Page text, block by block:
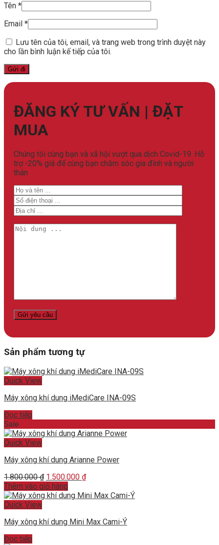
Tên *
Email *
Lưu tên của tôi, email, và trang web trong trình duyệt này
cho lần bình luận kế tiếp của tôi.
ĐĂNG KÝ TƯ VẤN | ĐẶT
MUA
Chúng tôi cùng bạn và xã hội vượt qua dịch Covid-19. Hỗ
trợ -20% giá để cùng bạn chăm sóc gia đình và người
thân
Sản phẩm tương tự
Quick View
Máy xông khí dung iMediCare INA-09S
Đọc tiếp
Sale
Quick View
Máy xông khí dung Arianne Power
1.800.000₫ Original
price
was:
1.500.000 ₫Current
is:
Thêm vào giỏ hàng
Quick View
Máy xông khí dung Mini Max Cami-Ý
Đọc tiếp